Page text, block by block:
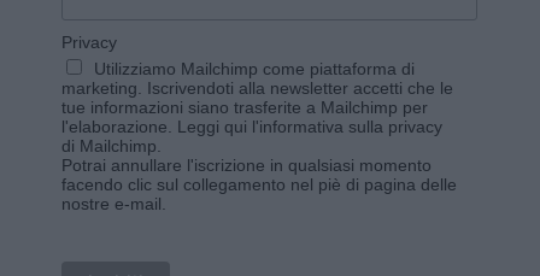
Privacy
Utilizziamo Mailchimp come piattaforma di
marketing. Iscrivendoti alla newsletter accetti che le
tue informazioni siano trasferite a Mailchimp per
l'elaborazione. Leggi qui l'informativa sulla privacy
di Mailchimp.
Potrai annullare l'iscrizione in qualsiasi momento
facendo clic sul collegamento nel piè di pagina delle
nostre e-mail.